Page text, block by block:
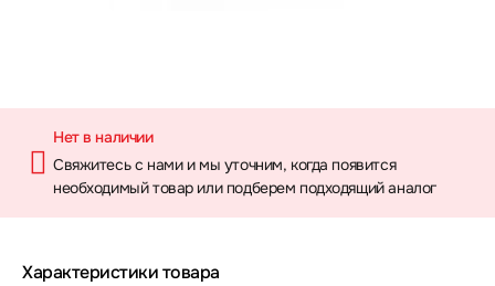
Нет в наличии
Свяжитесь с нами и мы уточним, когда появится
необходимый товар или подберем подходящий аналог
Характеристики товара